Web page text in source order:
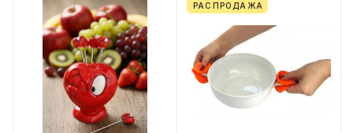
РАСПРОДАЖА